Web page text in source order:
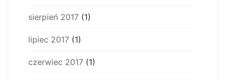
sierpień 2017 (1)
lipiec 2017 (1)
czerwiec 2017 (1)